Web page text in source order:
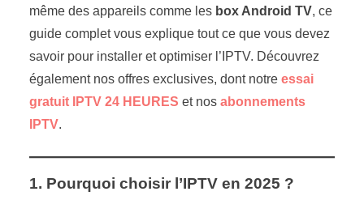
même des appareils comme les box Android TV, ce
guide complet vous explique tout ce que vous devez
savoir pour installer et optimiser l’IPTV. Découvrez
également nos offres exclusives, dont notre essai
gratuit IPTV 24 HEURES et nos abonnements
IPTV.
1. Pourquoi choisir l’IPTV en 2025 ?